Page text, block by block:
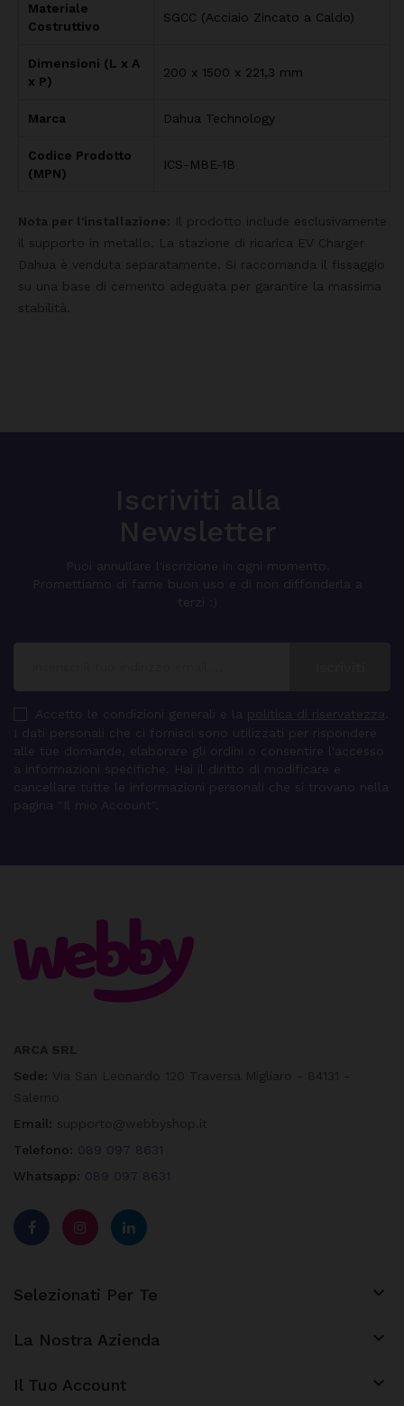
Materiale
Costruttivo
SGCC (Acciaio Zincato a Caldo)
Dimensioni (L x A
x P)
200 x 1500 x 221,3 mm
Marca Dahua Technology
Codice Prodotto
(MPN)
ICS-MBE-1B
Nota per l'installazione:
Il prodotto include esclusivamente
il supporto in metallo. La stazione di ricarica EV Charger
Dahua è venduta separatamente. Si raccomanda il fissaggio
su una base di cemento adeguata per garantire la massima
stabilità.
Iscriviti alla
Newsletter
Puoi annullare l'iscrizione in ogni momento.
Promettiamo di farne buon uso e di non diffonderla a
terzi :)
Accetto le condizioni generali e la politica di riservatezza
I dati personali che ci fornisci sono utilizzati per rispondere
alle tue domande, elaborare gli ordini o consentire l'accesso
a informazioni specifiche. Hai il diritto di modificare e
cancellare tutte le informazioni personali che si trovano nella
pagina "Il mio Account".
Sede:
Email:
Telefono: 089 097 8631
Whatsapp: 089 097 8631
Selezionati Per Te 
La Nostra Azienda 
Il Tuo Account keyboard_arrow_down